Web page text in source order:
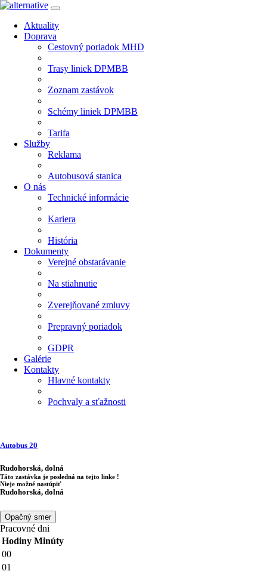
Aktuality
Doprava
Cestovný poriadok MHD
Trasy liniek DPMBB
Zoznam zastávok
Schémy liniek DPMBB
Tarifa
Služby
Reklama
Autobusová stanica
O nás
Technické informácie
Kariera
História
Dokumenty
Verejné obstarávanie
Na stiahnutie
Zverejňované zmluvy
Prepravný poriadok
GDPR
Galérie
Kontakty
Hlavné kontakty
Pochvaly a sťažnosti
Autobus 20
Rudohorská, dolná
Táto zastávka je posledná na tejto linke !
Nieje možné nastúpiť
Rudohorská, dolná
Opačný smer
Pracovné dni
Hodiny Minúty
00
01